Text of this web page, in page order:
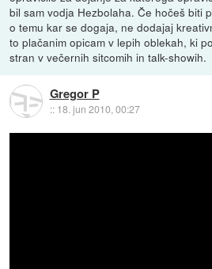
bil sam vodja Hezbolaha. Če hočeš biti
o temu kar se dogaja, ne dodajaj
to plačanim opicam v lepih oblekah, ki
stran v večernih sitcomih in talk-showih.
Gregor P
:: 18. jun 2010, 00:27